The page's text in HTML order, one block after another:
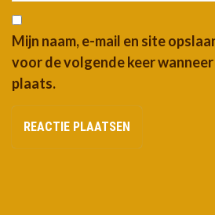
Mijn naam, e-mail en site
voor de volgende keer
plaats.